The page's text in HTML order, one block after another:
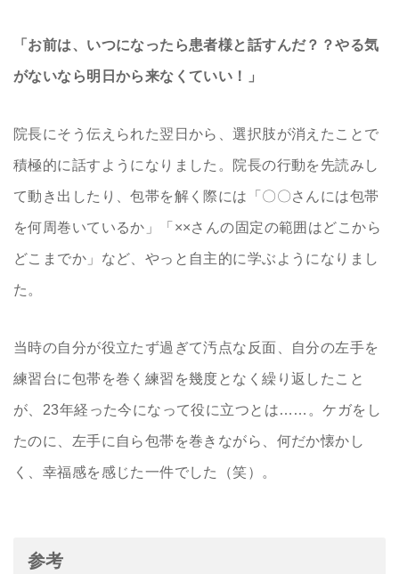
「お前は、いつになったら患者様と話すんだ？？やる気
がないなら明日から来なくていい！」
院長にそう伝えられた翌日から、選択肢が消えたことで
積極的に話すようになりました。院長の行動を先読みし
て動き出したり、包帯を解く際には「〇〇さんには包帯
を何周巻いているか」「××さんの固定の範囲はどこから
どこまでか」など、やっと自主的に学ぶようになりまし
た。
当時の自分が役立たず過ぎて汚点な反面、自分の左手を
練習台に包帯を巻く練習を幾度となく繰り返したこと
が、23年経った今になって役に立つとは……。ケガをし
たのに、左手に自ら包帯を巻きながら、何だか懐かし
く、幸福感を感じた一件でした（笑）。
参考